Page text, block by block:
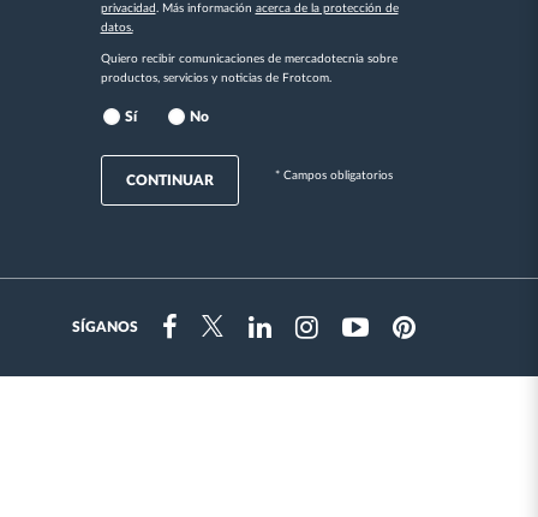
privacidad
. Más información acerca de la protección de
datos.
Quiero recibir comunicaciones de mercadotecnia sobre
productos, servicios y noticias de Frotcom.
Sí No
CONTINUAR * Campos obligatorios
SÍGANOS
FacebookTwitterLinkedinInstragramYoutubePinterest